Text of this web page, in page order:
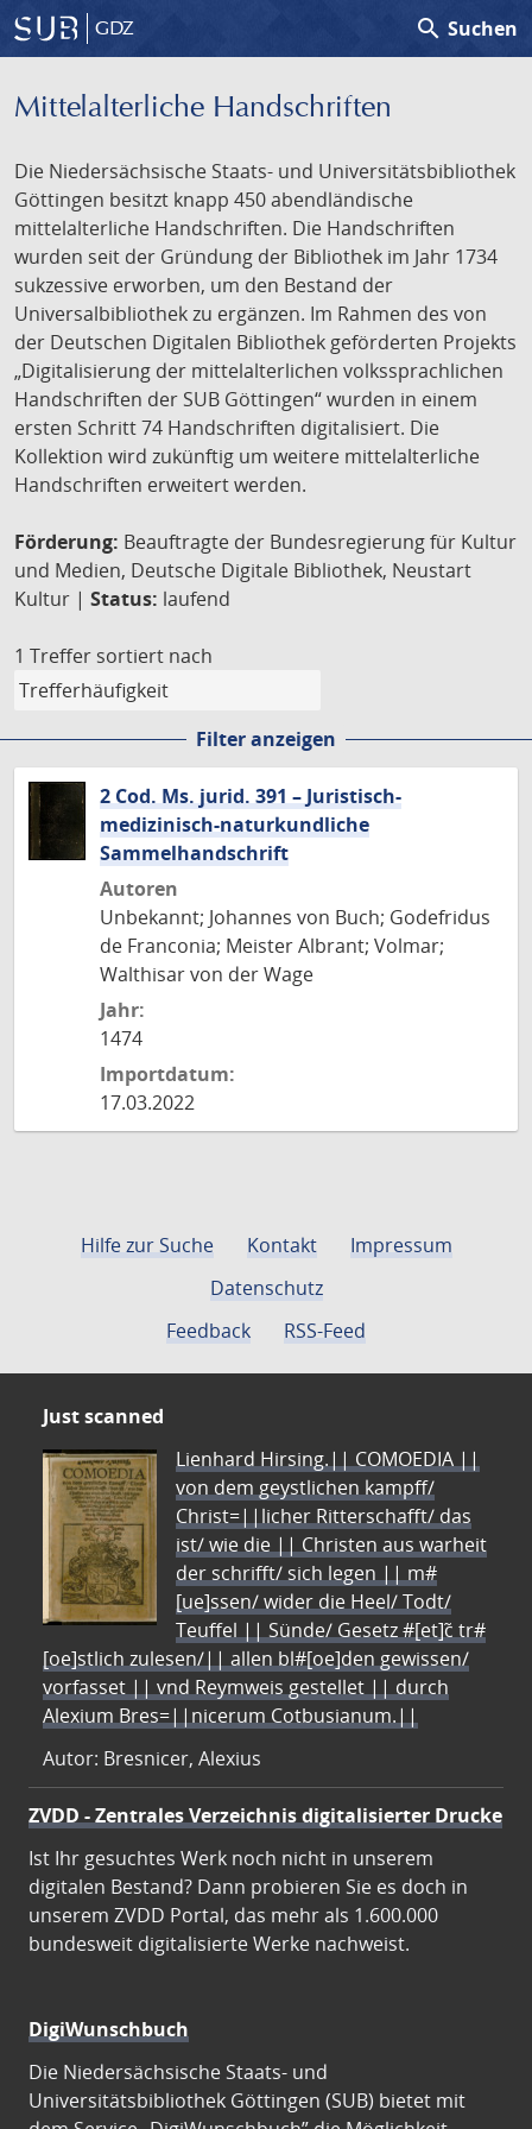
GDZ search Suchen
Mittelalterliche Handschriften
Die Niedersächsische Staats- und Universitätsbibliothek
Göttingen besitzt knapp 450 abendländische
mittelalterliche Handschriften. Die Handschriften
wurden seit der Gründung der Bibliothek im Jahr 1734
sukzessive erworben, um den Bestand der
Universalbibliothek zu ergänzen. Im Rahmen des von
der Deutschen Digitalen Bibliothek geförderten Projekts
„Digitalisierung der mittelalterlichen volkssprachlichen
Handschriften der SUB Göttingen“ wurden in einem
ersten Schritt 74 Handschriften digitalisiert. Die
Kollektion wird zukünftig um weitere mittelalterliche
Handschriften erweitert werden.
Förderung: Beauftragte der Bundesregierung für Kultur
und Medien, Deutsche Digitale Bibliothek, Neustart
Kultur | Status: laufend
1 Treffer sortiert nach
Filter anzeigen
2 Cod. Ms. jurid. 391 – Juristisch-
medizinisch-naturkundliche
Sammelhandschrift
Autoren
Unbekannt; Johannes von Buch; Godefridus
de Franconia; Meister Albrant; Volmar;
Walthisar von der Wage
Jahr:
1474
Importdatum:
17.03.2022
Hilfe zur Suche Kontakt
Impressum
Datenschutz
Feedback
RSS-Feed
Just scanned
Lienhard Hirsing.|| COMOEDIA ||
von dem geystlichen kampff/
Christ=||licher Ritterschafft/ das
ist/ wie die || Christen aus warheit
der schrifft/ sich legen || m#
[ue]ssen/ wider die Heel/ Todt/
Teuffel || Sünde/ Gesetz #[et]c̃ tr#
[oe]stlich zulesen/|| allen bl#[oe]den gewissen/
vorfasset || vnd Reymweis gestellet || durch
Alexium Bres=||nicerum Cotbusianum.||
Autor: Bresnicer, Alexius
ZVDD - Zentrales Verzeichnis digitalisierter Drucke
Ist Ihr gesuchtes Werk noch nicht in unserem
digitalen Bestand? Dann probieren Sie es doch in
unserem ZVDD Portal, das mehr als 1.600.000
bundesweit digitalisierte Werke nachweist.
DigiWunschbuch
Die Niedersächsische Staats- und
Universitätsbibliothek Göttingen (SUB) bietet mit